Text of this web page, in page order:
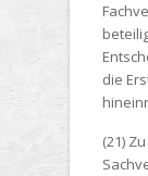
die
(21)